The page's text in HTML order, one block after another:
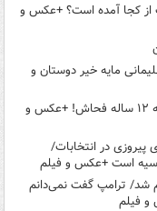
از کجا آمده است؟ +عکس و
مایه خیر دوستان و
توصیف ترامپ در کتاب «یک هشدار» : یک بچه ۱۲ ساله فحاش! +عکس و
در انتخابات/
است +عکس و فیلم
شد/ ترامپ گفت نمی‌دانم
و فیلم